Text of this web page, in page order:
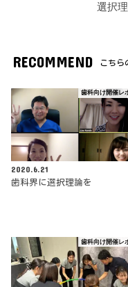
選択
RECOMMEND こちら
歯科向け開催レ
2020.6.21
歯科界に選択理論を
歯科向け開催レ